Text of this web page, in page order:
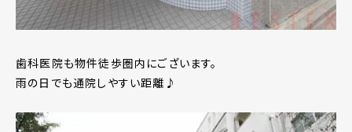
歯科医院も物件徒歩圏内にございます。
雨の日でも通院しやすい距離♪